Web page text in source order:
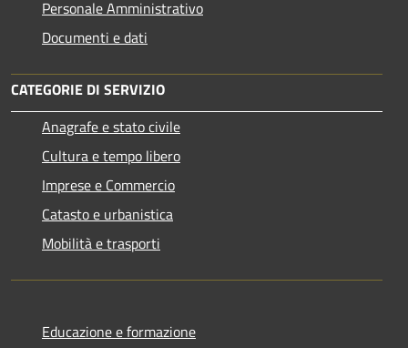
Personale Amministrativo
Documenti e dati
CATEGORIE DI SERVIZIO
Anagrafe e stato civile
Cultura e tempo libero
Imprese e Commercio
Catasto e urbanistica
Mobilità e trasporti
Educazione e formazione